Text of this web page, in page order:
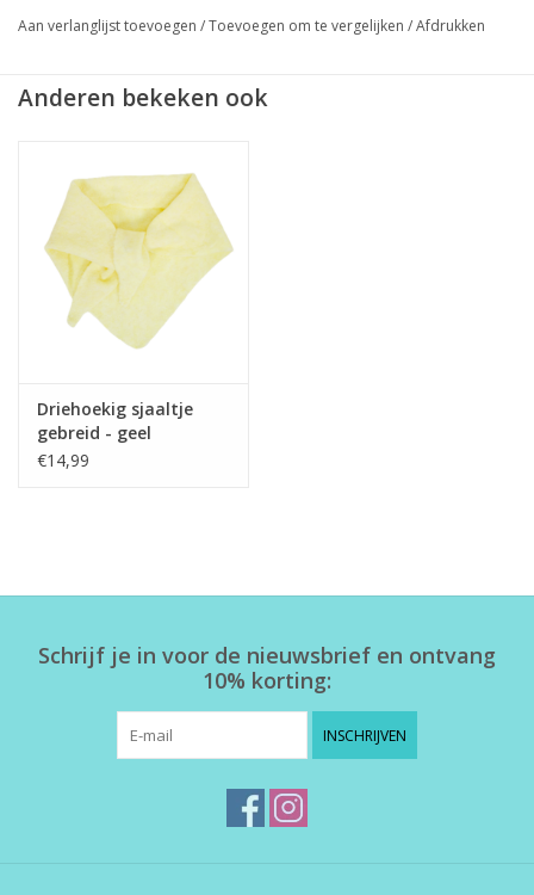
★ Sieraden & haaraccessoires verzending €1,95 (NL)
Aan verlanglijst toevoegen /Toevoegen om te vergelijken /Afdrukken
Anderen bekeken ook
Driehoekig sjaaltje
gebreid - geel
€14,99
Schrijf je in voor de nieuwsbrief en ontvang
10% korting:
INSCHRIJVEN